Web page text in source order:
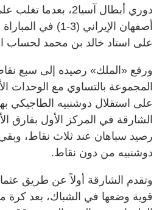
دوري أبطال آسيا2،
أصفهان الإيراني (3-
على استاد خالد بن محمد لحساب
ورفع «الملك» رصيده إلى سبع
المجموعة بالتساوي مع الوحدات
على استقلال دوشنبيه الطاجيكي
الشارقة في المركز الأول بفارق
رصيد سباهان عند ثلاث نقاط،
دوشنبيه من دون نقاط.
وتقدم الشارقة أولاً عن طريق
قوية وضعها في الشباك، بعد كرة